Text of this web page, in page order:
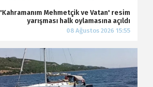
'Kahramanım Mehmetçik ve Vatan' resim
yarışması halk oylamasına açıldı